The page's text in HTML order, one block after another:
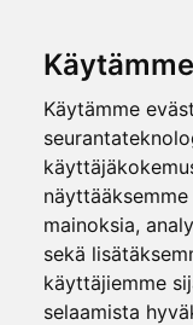
Käytämme
mainoksia,
sekä
käyttäjiemme
selaamista